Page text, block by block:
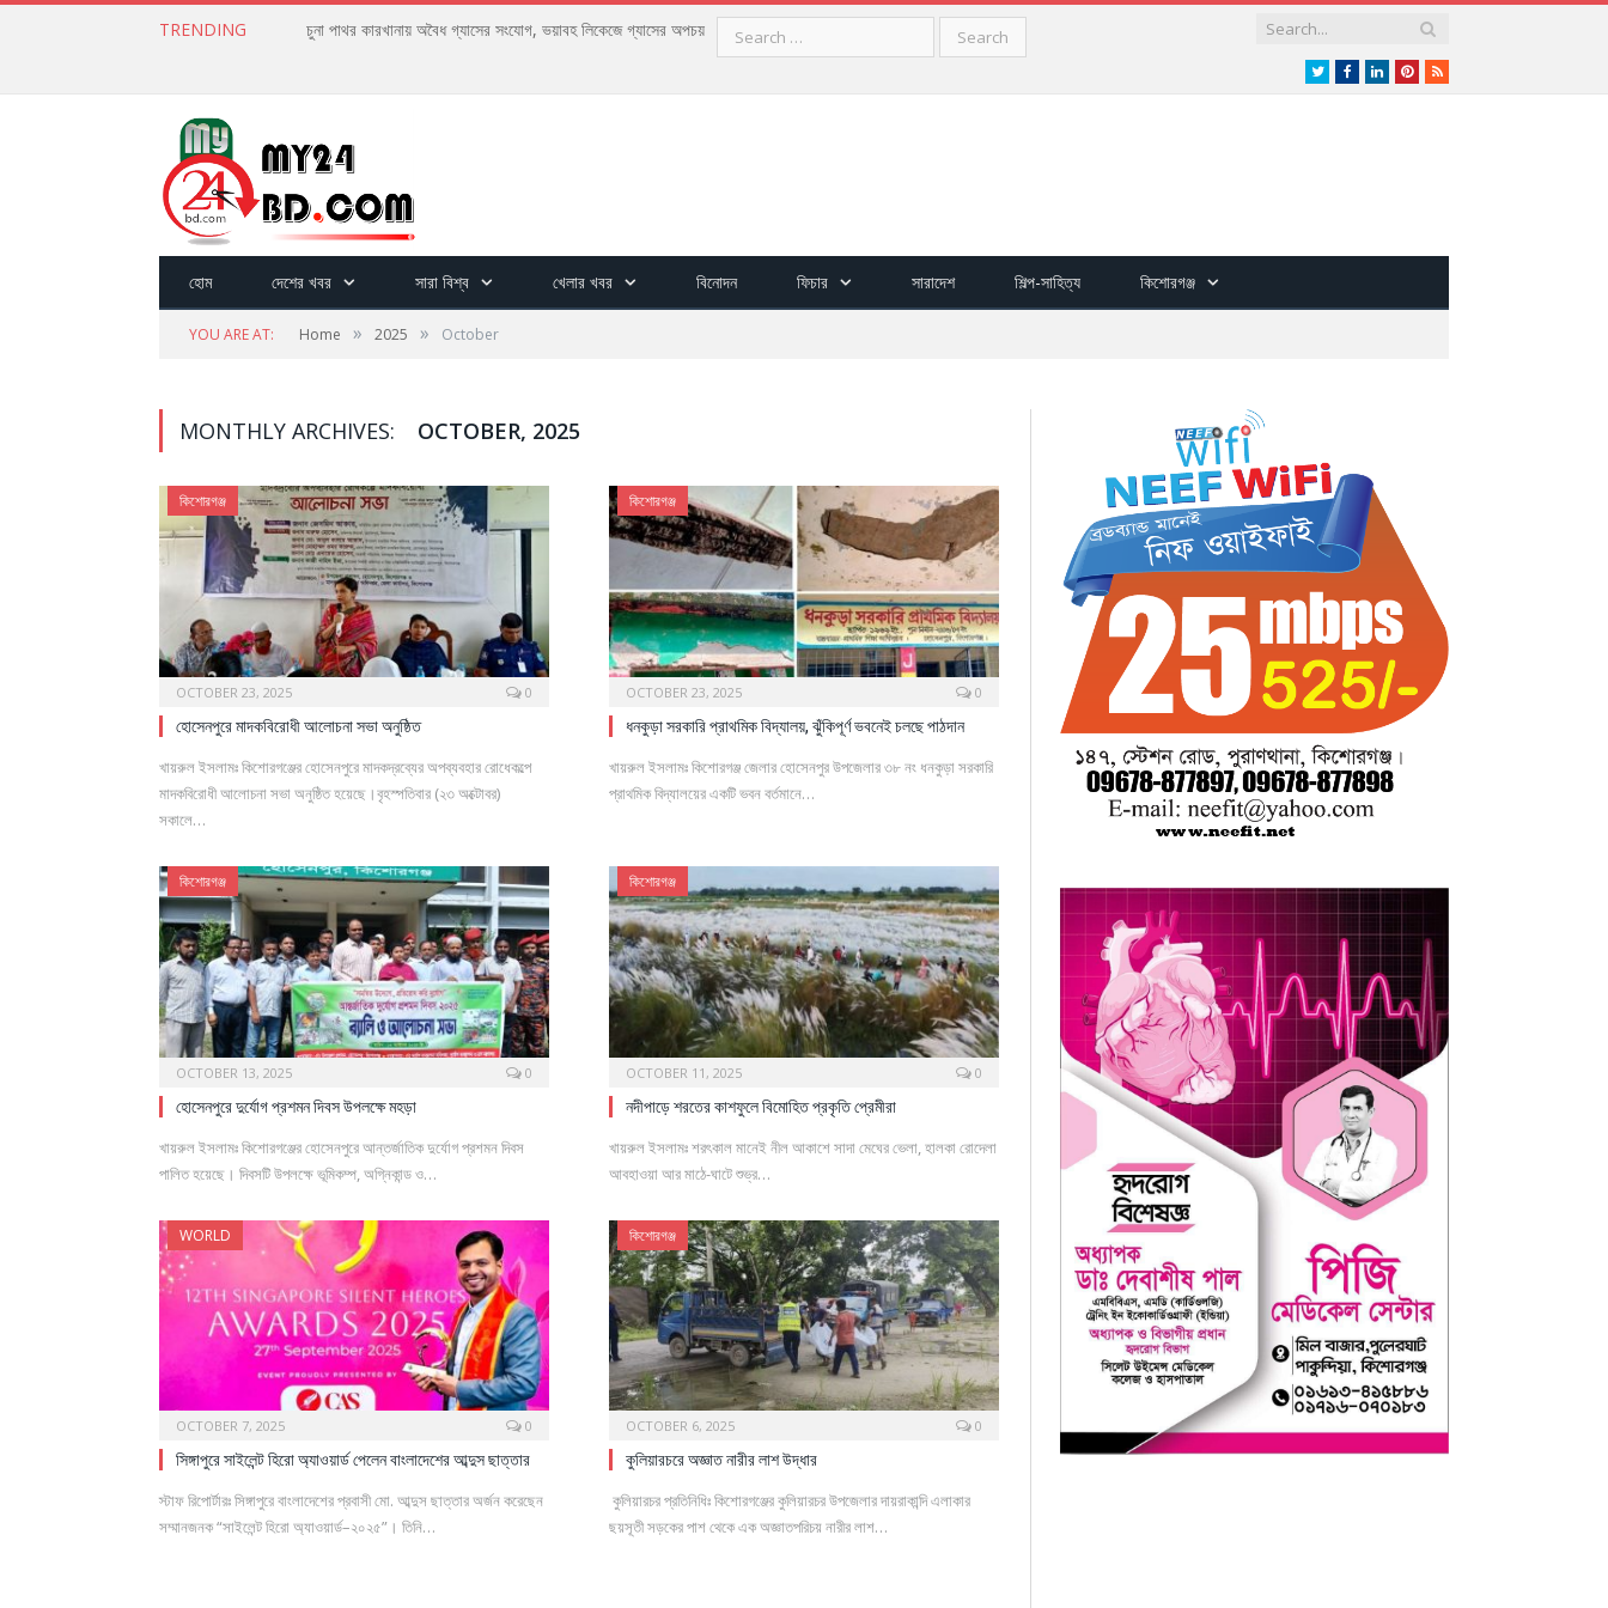
TRENDING চুনা পাথর কারখানায় অবৈধ গ্যাসের সংযোগ, ভয়াবহ লিকেজে গ্যাসের অপচয়
Search
for:
TwitterFacebookLinkedInPinterest
RSS
হোম দেশের খবর সারা বিশ্ব খেলার খবর বিনোদন ফিচার সারাদেশ শিল্প-সাহিত্য কিশোরগঞ্জ
YOU ARE AT: Home » 2025 » October
MONTHLY ARCHIVES: OCTOBER, 2025
কিশোরগঞ্জ
OCTOBER 23, 2025 0
হোসেনপুরে মাদকবিরোধী আলোচনা সভা অনুষ্ঠিত
খায়রুল ইসলামঃ কিশোরগঞ্জের হোসেনপুরে মাদকদ্রব্যের অপব্যবহার রোধেকল্পে
মাদকবিরোধী আলোচনা সভা অনুষ্ঠিত হয়েছে।বৃহস্পতিবার (২৩ অক্টোবর)
সকালে…
কিশোরগঞ্জ
OCTOBER 23, 2025 0
ধনকুড়া সরকারি প্রাথমিক বিদ্যালয়, ঝুঁকিপূর্ণ ভবনেই চলছে পাঠদান
খায়রুল ইসলামঃ কিশোরগঞ্জ জেলার হোসেনপুর উপজেলার ৩৮ নং ধনকুড়া সরকারি
প্রাথমিক বিদ্যালয়ের একটি ভবন বর্তমানে…
কিশোরগঞ্জ
OCTOBER 13, 2025 0
হোসেনপুরে দুর্যোগ প্রশমন দিবস উপলক্ষে মহড়া
খায়রুল ইসলামঃ কিশোরগঞ্জের হোসেনপুরে আন্তর্জাতিক দুর্যোগ প্রশমন দিবস
পালিত হয়েছে। দিবসটি উপলক্ষে ভূমিকম্প, অগ্নিকান্ড ও…
কিশোরগঞ্জ
OCTOBER 11, 2025 0
নদীপাড়ে শরতের কাশফুলে বিমোহিত প্রকৃতি প্রেমীরা
খায়রুল ইসলামঃ শরৎকাল মানেই নীল আকাশে সাদা মেঘের ভেলা, হালকা রোদেলা
আবহাওয়া আর মাঠে-ঘাটে শুভ্র…
WORLD
OCTOBER 7, 2025 0
সিঙ্গাপুরে সাইলেন্ট হিরো অ্যাওয়ার্ড পেলেন বাংলাদেশের আব্দুস ছাত্তার
স্টাফ রিপোর্টারঃ সিঙ্গাপুরে বাংলাদেশের প্রবাসী মো. আব্দুস ছাত্তার অর্জন করেছেন
সম্মানজনক “সাইলেন্ট হিরো অ্যাওয়ার্ড–২০২৫”। তিনি…
কিশোরগঞ্জ
OCTOBER 6, 2025 0
কুলিয়ারচরে অজ্ঞাত নারীর লাশ উদ্ধার
কুলিয়ারচর প্রতিনিধিঃ কিশোরগঞ্জের কুলিয়ারচর উপজেলার দায়রাকান্দি এলাকার
ছয়সূতী সড়কের পাশ থেকে এক অজ্ঞাতপরিচয় নারীর লাশ…